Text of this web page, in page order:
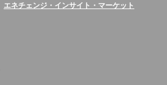
エネチェンジ・インサイト・マーケット